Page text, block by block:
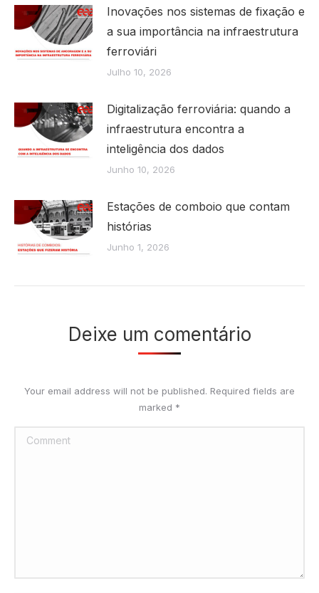
Inovações nos sistemas de fixação e
a sua importância na infraestrutura
ferroviári
Julho 10, 2026
Digitalização ferroviária: quando a
infraestrutura encontra a
inteligência dos dados
Junho 10, 2026
Estações de comboio que contam
histórias
Junho 1, 2026
Deixe um comentário
Your email address will not be published. Required fields are
marked *
Comment